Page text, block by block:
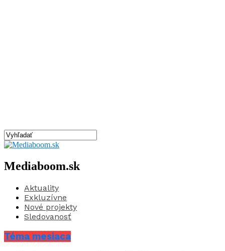
Mediaboom.sk
Aktuality
Exkluzívne
Nové projekty
Sledovanosť
Téma mesiaca